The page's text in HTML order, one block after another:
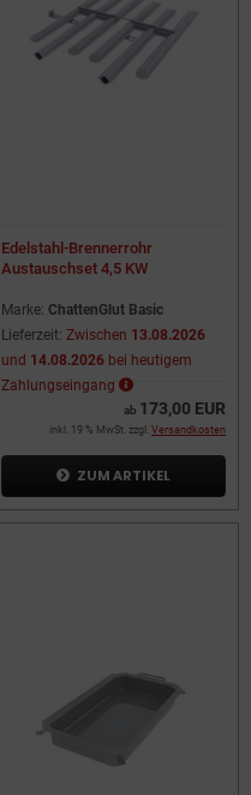
Edelstahl-Brennerrohr
Austauschset 4,5 KW
Marke: ChattenGlut Basic
Lieferzeit: Zwischen 13.08.2026
und 14.08.2026 bei heutigem
Zahlungseingang
ab 173,00 EUR
inkl. 19 % MwSt. zzgl. Versandkosten
ZUM ARTIKEL